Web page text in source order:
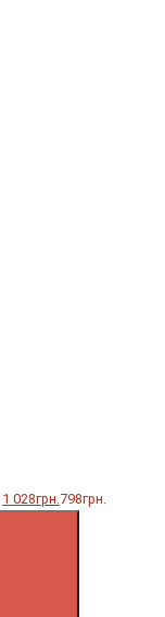
1 028грн. 798грн.